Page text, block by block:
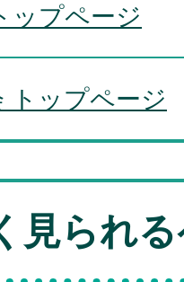
ップページ
トップページ
見られ